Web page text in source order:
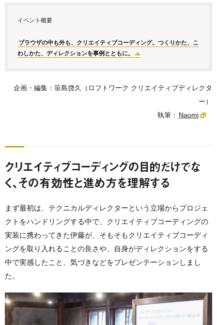
イベント概要
ブラウザの中も外も、クリエイティブコーディング。つくりかた、こ
わしかた、ディレクションを事例とともに。
企画・編集：笹島啓久（ロフトワーク クリエイティブディレクタ
ー）
執筆： Naomi
クリエイティブコーディングの目的だけでな
く、その有効性と進め方を理解する
まず最初は、テクニカルディレクターという立場からプロジェ
クトをハンドリングする中で、クリエイティブコーディングの
実装に携わってきた伊藤が、そもそもクリエイティブコーディ
ングを取り入れることの良さや、自身がディレクションをする
中で実感したこと、気づきなどをプレゼンテーションしまし
た。